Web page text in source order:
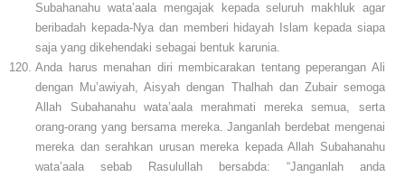
Subahanahu wata’aala mengajak kepada seluruh makhluk agar
beribadah kepada-Nya dan memberi hidayah Islam kepada siapa
saja yang dikehendaki sebagai bentuk karunia.
Anda harus menahan diri membicarakan tentang peperangan Ali
dengan Mu’awiyah, Aisyah dengan Thalhah dan Zubair semoga
Allah Subahanahu wata’aala merahmati mereka semua, serta
orang-orang yang bersama mereka. Janganlah berdebat mengenai
mereka dan serahkan urusan mereka kepada Allah Subahanahu
wata’aala sebab Rasulullah bersabda: “Janganlah anda